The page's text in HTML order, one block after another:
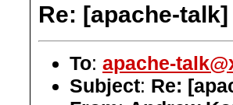
Re: [apache-
To: apache-
Subject: Re: